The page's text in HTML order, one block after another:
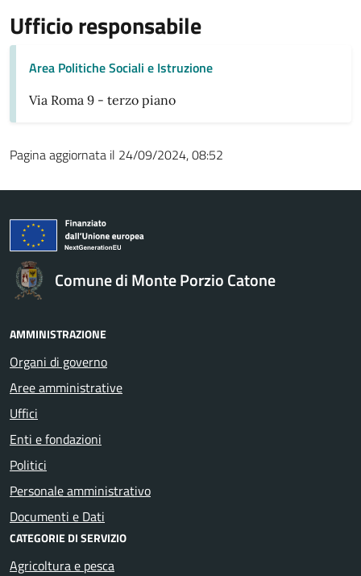
Ufficio responsabile
Area Politiche Sociali e Istruzione
Via Roma 9 - terzo piano
Pagina aggiornata il 24/09/2024, 08:52
Comune di Monte Porzio Catone
AMMINISTRAZIONE
Organi di governo
Aree amministrative
Uffici
Enti e fondazioni
Politici
Personale amministrativo
Documenti e Dati
CATEGORIE DI SERVIZIO
Agricoltura e pesca